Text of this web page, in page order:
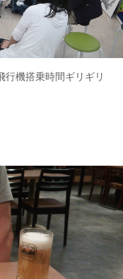
行機搭乗時間ギリギリ